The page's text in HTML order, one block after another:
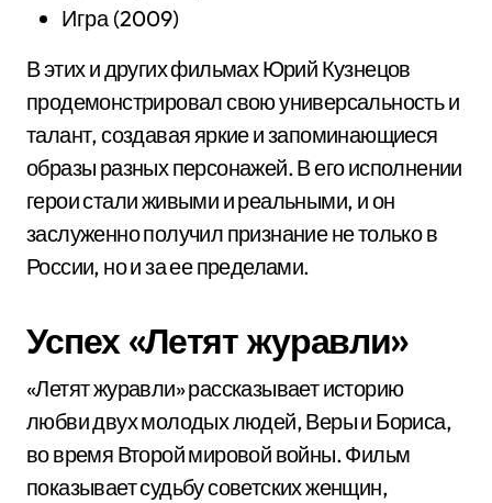
Игра (2009)
В этих и других фильмах Юрий Кузнецов
продемонстрировал свою универсальность и
талант, создавая яркие и запоминающиеся
образы разных персонажей. В его исполнении
герои стали живыми и реальными, и он
заслуженно получил признание не только в
России, но и за ее пределами.
Успех «Летят журавли»
«Летят журавли» рассказывает историю
любви двух молодых людей, Веры и Бориса,
во время Второй мировой войны. Фильм
показывает судьбу советских женщин,